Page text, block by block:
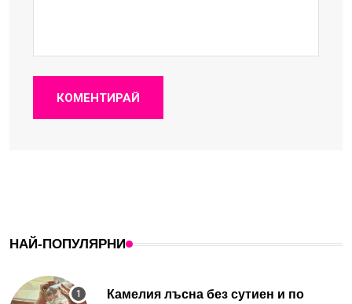
КОМЕНТИРАЙ
НАЙ-ПОПУЛЯРНИ
Камелия лъсна без сутиен и по